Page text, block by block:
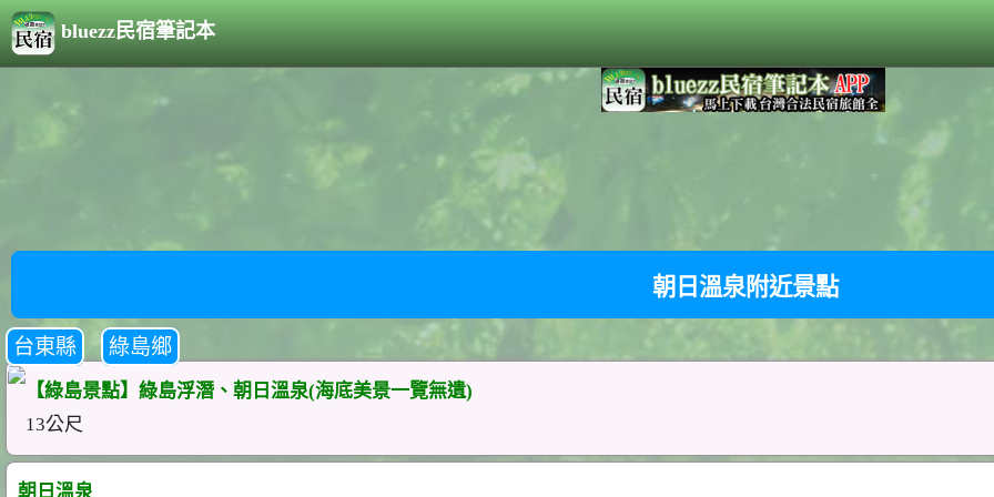
bluezz民宿筆記本
朝日溫泉附近景點
台東縣 綠島鄉
【綠島景點】綠島浮潛、朝日溫泉(海底美景一覽無遺)
13公尺
朝日溫泉